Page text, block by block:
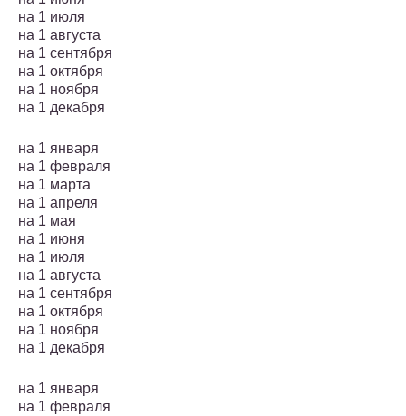
на 1 июля
на 1 августа
на 1 сентября
на 1 октября
на 1 ноября
на 1 декабря
на 1 января
на 1 февраля
на 1 марта
на 1 апреля
на 1 мая
на 1 июня
на 1 июля
на 1 августа
на 1 сентября
на 1 октября
на 1 ноября
на 1 декабря
на 1 января
на 1 февраля